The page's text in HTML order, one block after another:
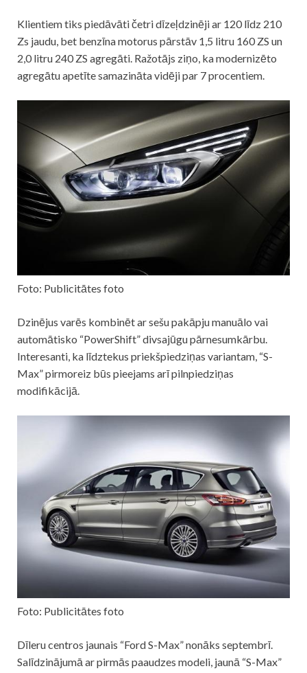
Klientiem tiks piedāvāti četri dīzeļdzinēji ar 120 līdz 210
Zs jaudu, bet benzīna motorus pārstāv 1,5 litru 160 ZS un
2,0 litru 240 ZS agregāti. Ražotājs ziņo, ka modernizēto
agregātu apetīte samazināta vidēji par 7 procentiem.
Foto: Publicitātes foto
Dzinējus varēs kombinēt ar sešu pakāpju manuālo vai
automātisko “PowerShift” divsajūgu pārnesumkārbu.
Interesanti, ka līdztekus priekšpiedziņas variantam, “S-
Max” pirmoreiz būs pieejams arī pilnpiedziņas
modifikācijā.
Foto: Publicitātes foto
Dīleru centros jaunais “Ford S-Max” nonāks septembrī.
Salīdzinājumā ar pirmās paaudzes modeli, jaunā “S-Max”